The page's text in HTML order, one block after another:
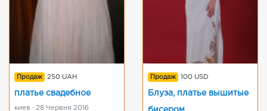
Продаж 250 UAH
платье свадебное
киев · 28 Червня 2016
Продаж 100 USD
Блуза, платье вышитые